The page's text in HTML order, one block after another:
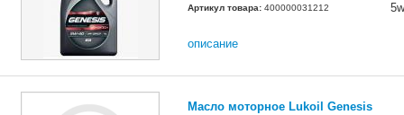
Артикул товара: 400000031212
описание
Масло моторное Lukoil Genesis